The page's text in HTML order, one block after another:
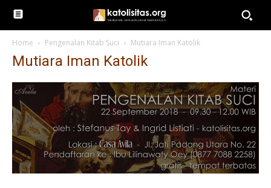
Home Pengenalan Kitab Suci Mutiara Iman Katolik
Mutiara Iman Katolik